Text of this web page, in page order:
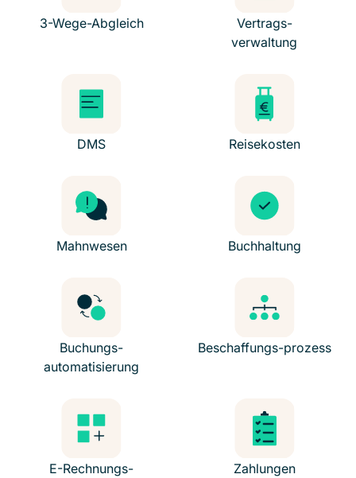
3-Wege-Abgleich
Vertrags-
verwaltung
DMS Reisekosten
Mahnwesen Buchhaltung
Buchungs-
automatisierung
Beschaffungs-prozess
E-Rechnungs-
Zahlungen